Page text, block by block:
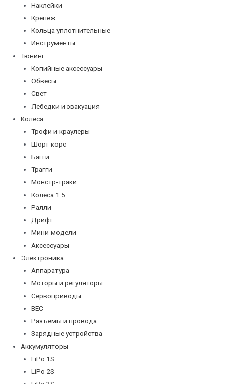
Наклейки
Крепеж
Кольца уплотнительные
Инструменты
Тюнинг
Копийные аксессуары
Обвесы
Свет
Лебедки и эвакуация
Колеса
Трофи и краулеры
Шорт-корс
Багги
Трагги
Монстр-траки
Колеса 1:5
Ралли
Дрифт
Мини-модели
Аксессуары
Электроника
Аппаратура
Моторы и регуляторы
Сервоприводы
BEC
Разъемы и провода
Зарядные устройства
Аккумуляторы
LiPo 1S
LiPo 2S